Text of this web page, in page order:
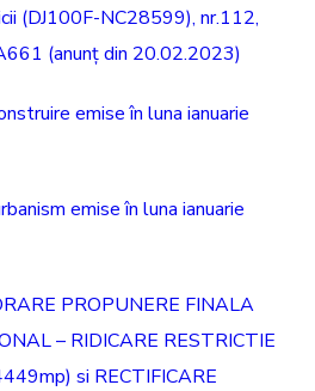
(DJ100F-NC28599), nr.112,
(anunț din 20.02.2023)
emise în luna ianuarie
emise în luna ianuarie
PROPUNERE FINALA
– RIDICARE RESTRICTIE
si RECTIFICARE